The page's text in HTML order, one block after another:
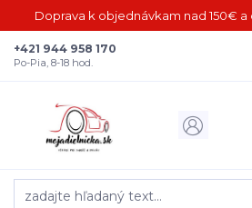
Doprava k objednávkam nad 150€
+421 944 958 170
Po-Pia, 8-18 hod.